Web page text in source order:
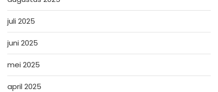
juli 2025
juni 2025
mei 2025
april 2025